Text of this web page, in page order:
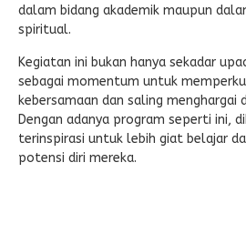
dalam bidang akademik maupun
spiritual.
Kegiatan ini bukan hanya sekadar
sebagai momentum untuk
kebersamaan dan saling menghargai
Dengan adanya program seperti ini,
terinspirasi untuk lebih giat belajar
potensi diri mereka.